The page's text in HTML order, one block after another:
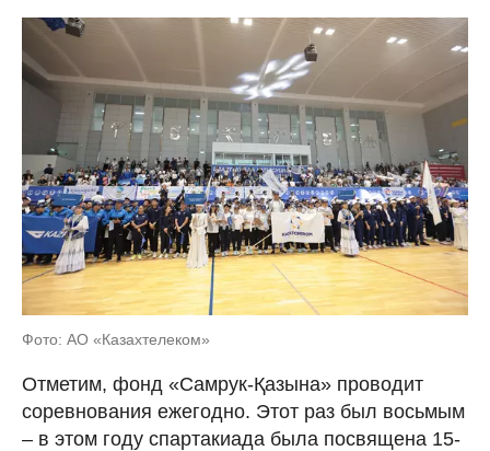
Фото: АО «Казахтелеком»
Отметим, фонд «Самрук-Қазына» проводит
соревнования ежегодно. Этот раз был восьмым
– в этом году спартакиада была посвящена 15-